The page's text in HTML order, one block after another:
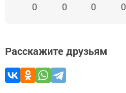
0 0 0 0
Расскажите друзьям